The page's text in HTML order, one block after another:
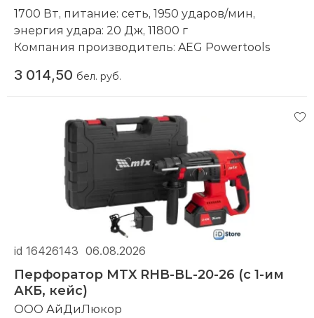
1700 Вт, питание: сеть, 1950 ударов/мин,
энергия удара: 20 Дж, 11800 г
Компания производитель: AEG Powertools
3 014,50 бел. руб.
id 16426143 06.08.2026
Перфоратор MTX RHB-BL-20-26 (с 1-им
АКБ, кейс)
ООО АйДиЛюкор